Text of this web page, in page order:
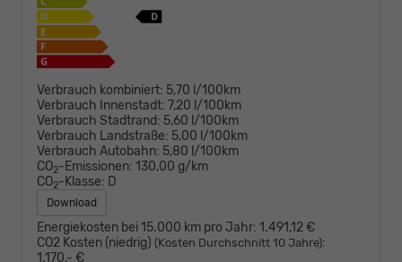
Verbrauch kombiniert: 5,70 l/100km
Verbrauch Innenstadt: 7,20 l/100km
Verbrauch Stadtrand: 5,60 l/100km
Verbrauch Landstraße: 5,00 l/100km
Verbrauch Autobahn: 5,80 l/100km
CO2-Emissionen: 130,00 g/km
CO2-Klasse: D
Download
Energiekosten bei 15.000 km pro Jahr: 1.491,12 €
CO2 Kosten (niedrig) (Kosten Durchschnitt 10 Jahre):
1.170,- €